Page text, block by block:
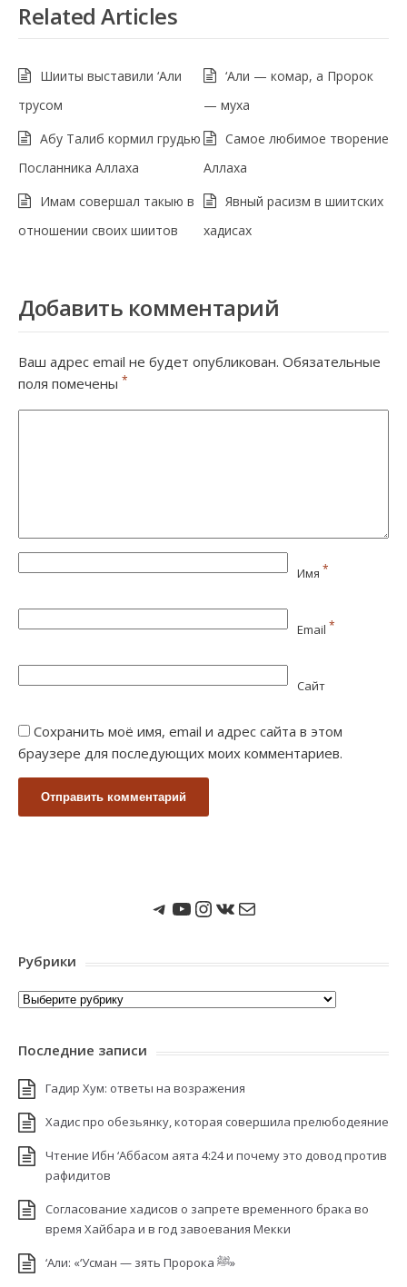
Related Articles
Шииты выставили ‘Али
трусом
‘Али — комар, а Пророк
— муха
Абу Талиб кормил грудью
Посланника Аллаха
Самое любимое творение
Аллаха
Имам совершал такыю в
отношении своих шиитов
Явный расизм в шиитских
хадисах
Добавить комментарий
Ваш адрес email не будет опубликован. Обязательные
поля помечены *
Имя *
Email *
Сайт
Сохранить моё имя, email и адрес сайта в этом
браузере для последующих моих комментариев.
Мы в Telegram
Мы на Youtube
Instagram
ВКонтакте
Почта
Рубрики
Рубрики
Последние записи
Гадир Хум: ответы на возражения
Хадис про обезьянку, которая совершила прелюбодеяние
Чтение Ибн ‘Аббасом аята 4:24 и почему это довод против
рафидитов
Согласование хадисов о запрете временного брака во
время Хайбара и в год завоевания Мекки
‘Али: «‘Усман — зять Пророка ﷺ»